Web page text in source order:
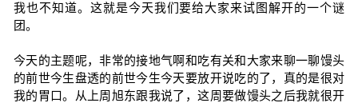
我也不知道。这就是今天我们要给大家来试图解开的一个谜
团。
今天的主题呢，非常的接地气啊和吃有关和大家来聊一聊馒头
的前世今生盘透的前世今生今天要放开说吃的了，真的是很对
我的胃口。从上周旭东跟我说了，这周要做馒头之后我就很开